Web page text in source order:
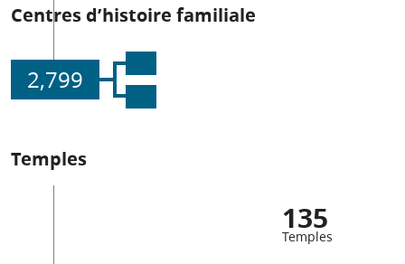
Centres d’histoire familiale
2,799
Temples
135
Temples